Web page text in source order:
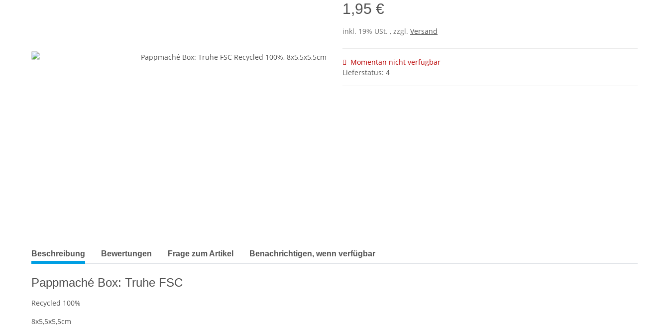
1,95 €
inkl. 19% USt. , zzgl. Versand
Momentan nicht verfügbar
Lieferstatus: 4
Beschreibung Bewertungen Frage zum Artikel Benachrichtigen, wenn verfügbar
Pappmaché Box: Truhe FSC
Recycled 100%
8x5,5x5,5cm